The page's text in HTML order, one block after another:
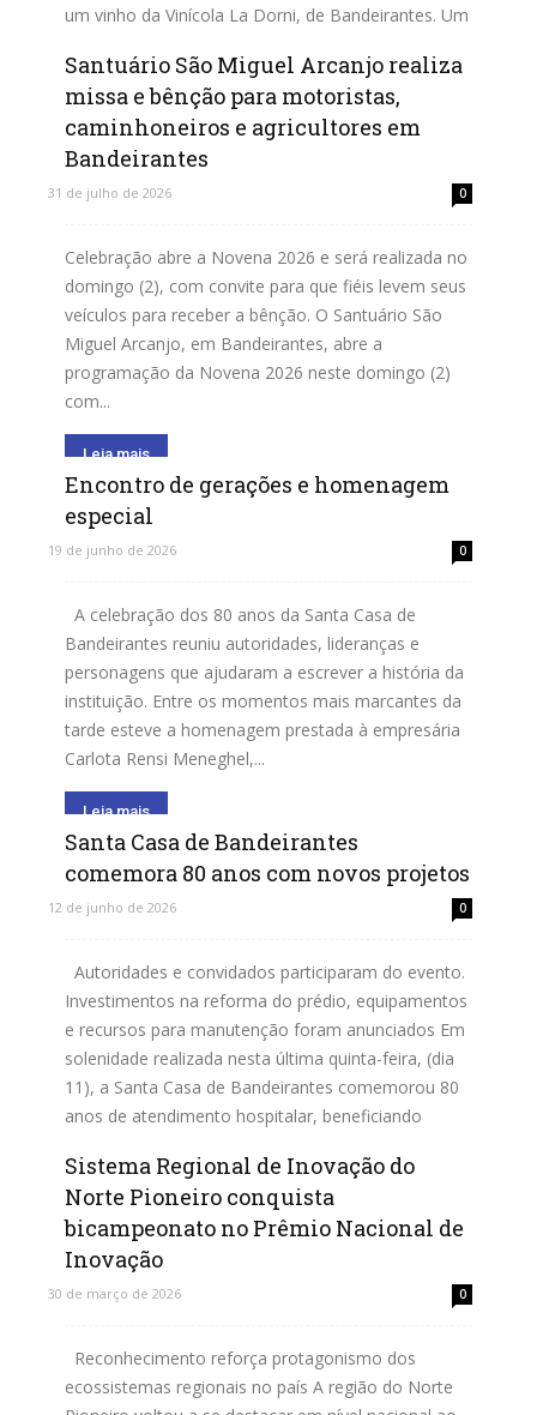
um vinho da Vinícola La Dorni, de Bandeirantes. Um
Leia mais
Santuário São Miguel Arcanjo realiza
missa e bênção para motoristas,
caminhoneiros e agricultores em
Bandeirantes
31 de julho de 2026 0
Celebração abre a Novena 2026 e será realizada no
domingo (2), com convite para que fiéis levem seus
veículos para receber a bênção. O Santuário São
Miguel Arcanjo, em Bandeirantes, abre a
programação da Novena 2026 neste domingo (2)
com...
Leia mais
Encontro de gerações e homenagem
especial
19 de junho de 2026 0
A celebração dos 80 anos da Santa Casa de
Bandeirantes reuniu autoridades, lideranças e
personagens que ajudaram a escrever a história da
instituição. Entre os momentos mais marcantes da
tarde esteve a homenagem prestada à empresária
Carlota Rensi Meneghel,...
Leia mais
Santa Casa de Bandeirantes
comemora 80 anos com novos projetos
12 de junho de 2026 0
Autoridades e convidados participaram do evento.
Investimentos na reforma do prédio, equipamentos
e recursos para manutenção foram anunciados Em
solenidade realizada nesta última quinta-feira, (dia
11), a Santa Casa de Bandeirantes comemorou 80
anos de atendimento hospitalar, beneficiando
Leia mais
Sistema Regional de Inovação do
Norte Pioneiro conquista
bicampeonato no Prêmio Nacional de
Inovação
30 de março de 2026 0
Reconhecimento reforça protagonismo dos
ecossistemas regionais no país A região do Norte